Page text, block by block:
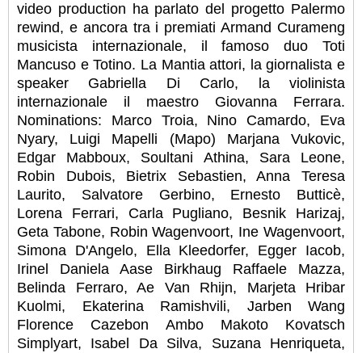
video production ha parlato del progetto Palermo
rewind, e ancora tra i premiati Armand Curameng
musicista internazionale, il famoso duo Toti
Mancuso e Totino. La Mantia attori, la giornalista e
speaker Gabriella Di Carlo, la violinista
internazionale il maestro Giovanna Ferrara.
Nominations: Marco Troia, Nino Camardo, Eva
Nyary, Luigi Mapelli (Mapo) Marjana Vukovic,
Edgar Mabboux, Soultani Athina, Sara Leone,
Robin Dubois, Bietrix Sebastien, Anna Teresa
Laurito, Salvatore Gerbino, Ernesto Butticè,
Lorena Ferrari, Carla Pugliano, Besnik Harizaj,
Geta Tabone, Robin Wagenvoort, Ine Wagenvoort,
Simona D'Angelo, Ella Kleedorfer, Egger Iacob,
Irinel Daniela Aase Birkhaug Raffaele Mazza,
Belinda Ferraro, Ae Van Rhijn, Marjeta Hribar
Kuolmi, Ekaterina Ramishvili, Jarben Wang
Florence Cazebon Ambo Makoto Kovatsch
Simplyart, Isabel Da Silva, Suzana Henriqueta,